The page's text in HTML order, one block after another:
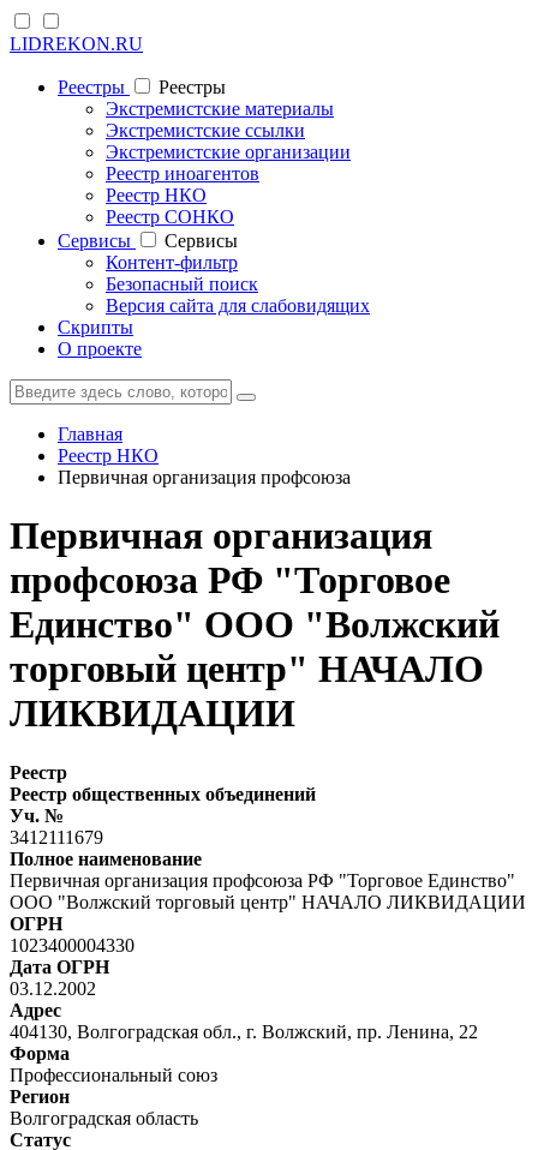
LIDREKON.RU
Реестры
Реестры
Экстремистские материалы
Экстремистские ссылки
Экстремистские организации
Реестр иноагентов
Реестр НКО
Реестр СОНКО
Cервисы
Cервисы
Контент-фильтр
Безопасный поиск
Версия сайта для слабовидящих
Скрипты
О проекте
Главная
Реестр НКО
Первичная организация профсоюза
Первичная организация
профсоюза РФ "Торговое
Единство" ООО "Волжский
торговый центр" НАЧАЛО
ЛИКВИДАЦИИ
Реестр
Реестр общественных объединений
Уч. №
3412111679
Полное наименование
Первичная организация профсоюза РФ "Торговое Единство"
ООО "Волжский торговый центр" НАЧАЛО ЛИКВИДАЦИИ
ОГРН
1023400004330
Дата ОГРН
03.12.2002
Адрес
404130, Волгоградская обл., г. Волжский, пр. Ленина, 22
Форма
Профессиональный союз
Регион
Волгоградская область
Статус